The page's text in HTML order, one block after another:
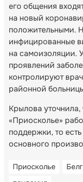
его общения
на новый
положительными.
инфицированные
на самоизоляции.
проявлений
контролируют
районной
Крылова
«Приосколье»
поддержки, то
основного
Приосколье